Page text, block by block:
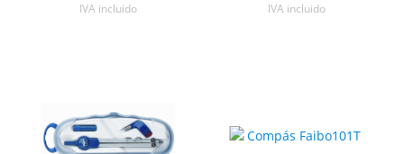
IVA incluido IVA incluido